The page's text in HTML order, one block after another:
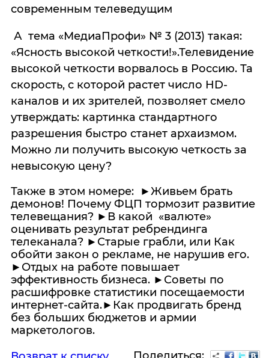
современным телеведущим
А тема «МедиаПрофи» № 3 (2013) такая:
«Ясность высокой четкости!».Телевидение
высокой четкости ворвалось в Россию. Та
скорость, с которой растет число HD-
каналов и их зрителей, позволяет смело
утверждать: картинка стандартного
разрешения быстро станет архаизмом.
Можно ли получить высокую четкость за
невысокую цену?
Также в этом номере: ►Живьем брать
демонов! Почему ФЦП тормозит развитие
телевещания? ►В какой «валюте»
оценивать результат ребрендинга
телеканала? ►Старые грабли, или Как
обойти закон о рекламе, не нарушив его.
►Отдых на работе повышает
эффективность бизнеса. ►Советы по
расшифровке статистики посещаемости
интернет-сайта.►Как продвигать бренд
без больших бюджетов и армии
маркетологов.